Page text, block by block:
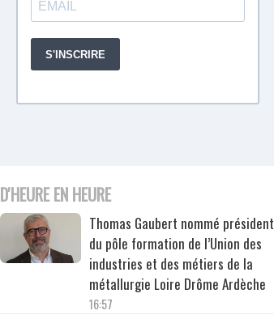
D'HEURE EN HEURE
Thomas Gaubert nommé président
du pôle formation de l’Union des
industries et des métiers de la
métallurgie Loire Drôme Ardèche
16:57